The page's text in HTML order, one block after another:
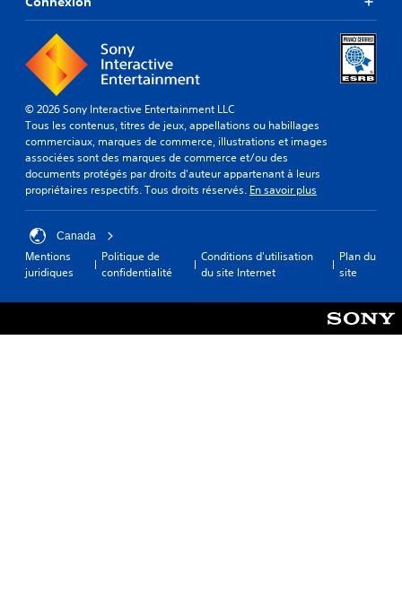
© 2026 Sony Interactive Entertainment LLC
Tous les contenus, titres de jeux, appellations ou habillages
commerciaux, marques de commerce, illustrations et images
associées sont des marques de commerce et/ou des
documents protégés par droits d'auteur appartenant à leurs
propriétaires respectifs. Tous droits réservés. En savoir plus
Canada
Mentions
juridiques
Politique de
confidentialité
Conditions d'utilisation
du site Internet
Plan du
site